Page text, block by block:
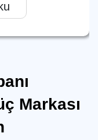
Markası